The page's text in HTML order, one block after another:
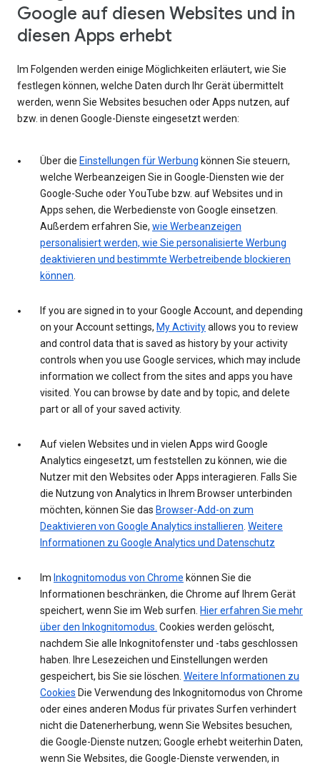
Google auf diesen Websites und in
diesen Apps erhebt
Im Folgenden werden einige Möglichkeiten erläutert, wie Sie
festlegen können, welche Daten durch Ihr Gerät übermittelt
werden, wenn Sie Websites besuchen oder Apps nutzen, auf
bzw. in denen Google-Dienste eingesetzt werden:
Über die Einstellungen für Werbung können Sie steuern,
welche Werbeanzeigen Sie in Google-Diensten wie der
Google-Suche oder YouTube bzw. auf Websites und in
Apps sehen, die Werbedienste von Google einsetzen.
Außerdem erfahren Sie, wie Werbeanzeigen
personalisiert werden, wie Sie personalisierte Werbung
deaktivieren und bestimmte Werbetreibende blockieren
können.
If you are signed in to your Google Account, and depending
on your Account settings, My Activityallows you to review
and control data that is saved as history by your activity
controls when you use Google services, which may include
information we collect from the sites and apps you have
visited. You can browse by date and by topic, and delete
part or all of your saved activity.
Auf vielen Websites und in vielen Apps wird Google
Analytics eingesetzt, um feststellen zu können, wie die
Nutzer mit den Websites oder Apps interagieren. Falls Sie
die Nutzung von Analytics in Ihrem Browser unterbinden
möchten, können Sie das Browser-Add-on zum
Deaktivieren von Google Analytics installieren. Weitere
Informationen zu Google Analytics und Datenschutz
Im Inkognitomodus von Chrome können Sie die
Informationen beschränken, die Chrome auf Ihrem Gerät
speichert, wenn Sie im Web surfen. Hier erfahren Sie mehr
über den Inkognitomodus. Cookies werden gelöscht,
nachdem Sie alle Inkognitofenster und -tabs geschlossen
haben. Ihre Lesezeichen und Einstellungen werden
gespeichert, bis Sie sie löschen. Weitere Informationen zu
Cookies Die Verwendung des Inkognitomodus von Chrome
oder eines anderen Modus für privates Surfen verhindert
nicht die Datenerherbung, wenn Sie Websites besuchen,
die Google-Dienste nutzen; Google erhebt weiterhin Daten,
wenn Sie Websites, die Google-Dienste verwenden, in